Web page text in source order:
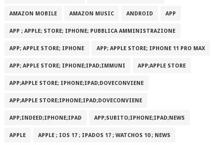
AMAZON MOBILE AMAZON MUSIC ANDROID APP
APP ; APPLE; STORE; IPHONE; PUBBLICA AMMINISTRAZIONE
APP; APPLE STORE; IPHONE APP; APPLE STORE; IPHONE 11 PRO MAX
APP; APPLE STORE; IPHONE;IPAD;IMMUNI APP;APPLE STORE
APP;APPLE STORE; IPHONE;IPAD;DOVECONVIENE
APP;APPLE STORE;IPHONE;IPAD;DOVECONVIENE
APP;INDEED;IPHONE;IPAD APP;SUBITO;IPHONE;IPAD;NEWS
APPLE APPLE ; IOS 17 ; IPADOS 17 ; WATCHOS 10 ; NEWS